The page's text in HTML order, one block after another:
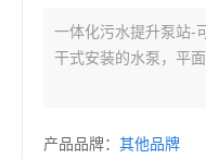
一体化污水提升泵站-
干式安装的水泵，平
产品品牌： 其他品牌